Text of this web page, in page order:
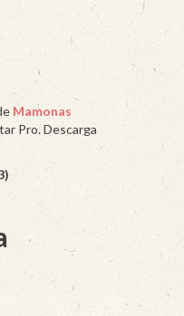
Mamonas
Pro. Descarga